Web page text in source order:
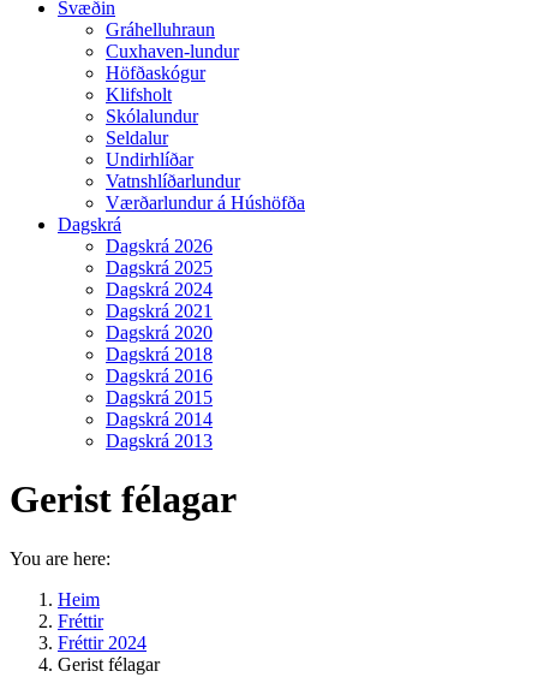
Svæðin
Gráhelluhraun
Cuxhaven-lundur
Höfðaskógur
Klifsholt
Skólalundur
Seldalur
Undirhlíðar
Vatnshlíðarlundur
Værðarlundur á Húshöfða
Dagskrá
Dagskrá 2026
Dagskrá 2025
Dagskrá 2024
Dagskrá 2021
Dagskrá 2020
Dagskrá 2018
Dagskrá 2016
Dagskrá 2015
Dagskrá 2014
Dagskrá 2013
Gerist félagar
You are here:
Heim
Fréttir
Fréttir 2024
Gerist félagar